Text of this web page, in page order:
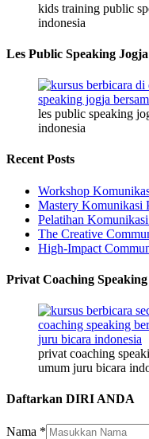
kids training public
indonesia
Les Public Speaking Jogja
les public speaking
indonesia
Recent Posts
Workshop
Mastery Komunikasi
Pelatihan
The Creative
High-Impact
Privat Coaching Speaking
privat coaching
umum juru bicara
Daftarkan DIRI ANDA
Nama *